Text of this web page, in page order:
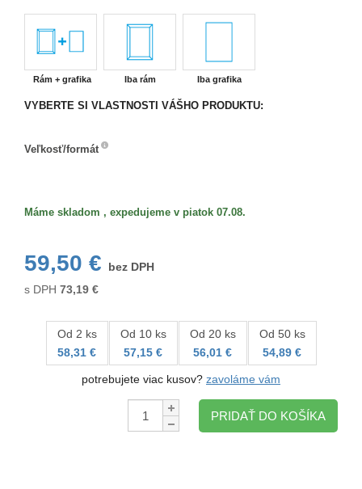
Rám + grafika Iba rám Iba grafika
VYBERTE SI VLASTNOSTI VÁŠHO PRODUKTU:
Veľkosť/formát
Máme skladom , expedujeme v piatok 07.08.
59,50 €
bez DPH
s DPH 73,19 €
Od 2 ks
58,31 €
Od 10 ks
57,15 €
Od 20 ks
56,01 €
Od 50 ks
54,89 €
potrebujete viac kusov? zavoláme vám
Množstvo:
PRIDAŤ DO KOŠÍKA